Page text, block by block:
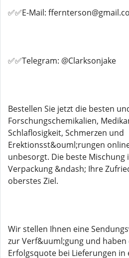
✅✅E-Mail:
✅✅Telegram: @Clarksonjake
Bestellen Sie jetzt die besten
Forschungschemikalien,
Schlaflosigkeit, Schmerzen und
Erektionsst&ouml;rungen
unbesorgt. Die beste Mischung
Verpackung &ndash; Ihre
oberstes Ziel.
Wir stellen Ihnen eine
zur Verf&uuml;gung und haben
Erfolgsquote bei Lieferungen